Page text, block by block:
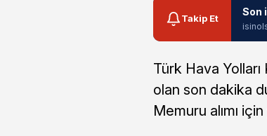
Takip Et
Son
Türk Hava
olan son dakika
Memuru alımı